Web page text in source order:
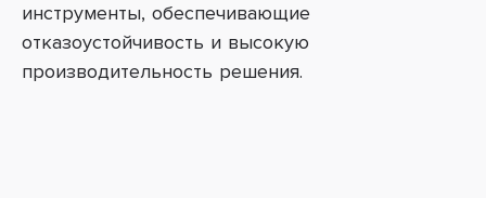
инструменты, обеспечивающие
отказоустойчивость и высокую
производительность решения.